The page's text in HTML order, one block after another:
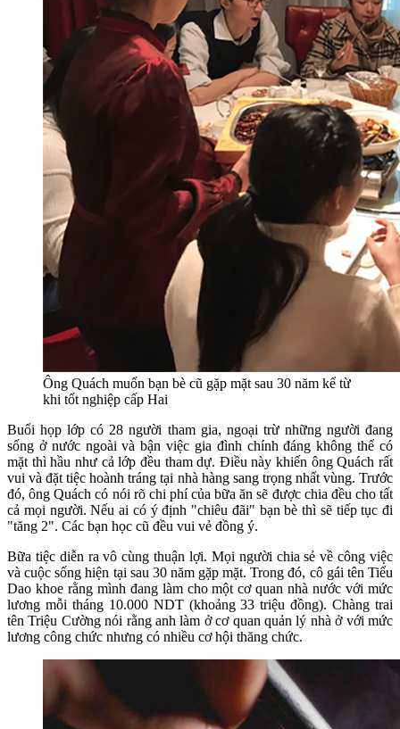
Ông Quách muốn bạn bè cũ gặp mặt sau 30 năm kể từ
khi tốt nghiệp cấp Hai
Buổi họp lớp có 28 người tham gia, ngoại trừ những người đang
sống ở nước ngoài và bận việc gia đình chính đáng không thể có
mặt thì hầu như cả lớp đều tham dự. Điều này khiến ông Quách rất
vui và đặt tiệc hoành tráng tại nhà hàng sang trọng nhất vùng. Trước
đó, ông Quách có nói rõ chi phí của bữa ăn sẽ được chia đều cho tất
cả mọi người. Nếu ai có ý định "chiêu đãi" bạn bè thì sẽ tiếp tục đi
"tăng 2". Các bạn học cũ đều vui vẻ đồng ý.
Bữa tiệc diễn ra vô cùng thuận lợi. Mọi người chia sẻ về công việc
và cuộc sống hiện tại sau 30 năm gặp mặt. Trong đó, cô gái tên Tiểu
Dao khoe rằng mình đang làm cho một cơ quan nhà nước với mức
lương mỗi tháng 10.000 NDT (khoảng 33 triệu đồng). Chàng trai
tên Triệu Cường nói rằng anh làm ở cơ quan quản lý nhà ở với mức
lương công chức nhưng có nhiều cơ hội thăng chức.